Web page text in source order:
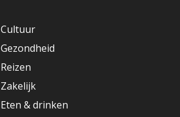
Cultuur
Gezondheid
Reizen
Zakelijk
Eten & drinken